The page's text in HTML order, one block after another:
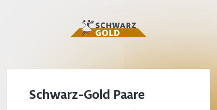
Schwarz-Gold Paare